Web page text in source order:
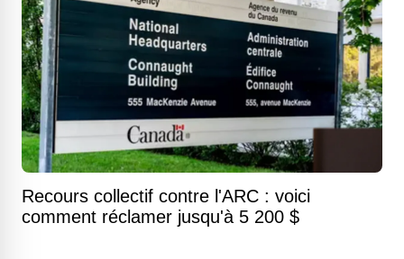
Recours collectif contre l'ARC : voici
comment réclamer jusqu'à 5 200 $